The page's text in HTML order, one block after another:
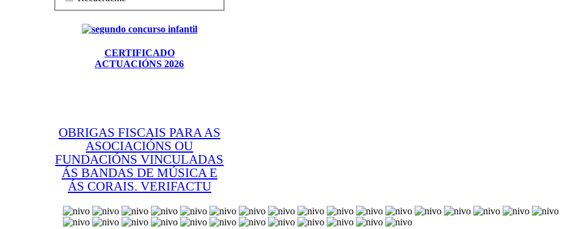
CERTIFICADO
ACTUACIÓNS 2026
OBRIGAS FISCAIS PARA AS
ASOCIACIÓNS OU
FUNDACIÓNS VINCULADAS
ÁS BANDAS DE MÚSICA E
ÁS CORAIS. VERIFACTU